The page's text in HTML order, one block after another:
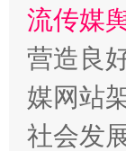
法徽
流传媒
营造良
媒网站
社会发